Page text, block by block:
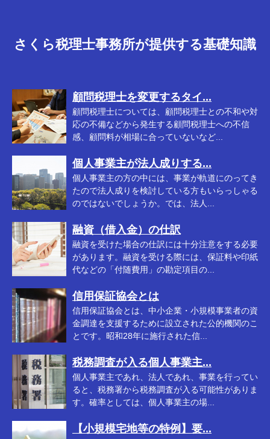
さくら税理士事務所が提供する基礎知識
顧問税理士を変更するタイ...
顧問税理士については、顧問税理士との不和や対
応の不備などから発生する顧問税理士への不信
感、顧問料が相場に合っていないなど...
個人事業主が法人成りする...
個人事業主の方の中には、事業が軌道にのってき
たので法人成りを検討している方もいらっしゃる
のではないでしょうか。では、法人...
融資（借入金）の仕訳
融資を受けた場合の仕訳には十分注意をする必要
があります。融資を受ける際には、保証料や印紙
代などの「付随費用」の勘定項目の...
信用保証協会とは
信用保証協会とは、中小企業・小規模事業者の資
金調達を支援するために設立された公的機関のこ
とです。昭和28年に施行された信...
税務調査が入る個人事業主...
個人事業主であれ、法人であれ、事業を行ってい
ると、税務署から税務調査が入る可能性がありま
す。確率としては、個人事業主の場...
【小規模宅地等の特例】要...